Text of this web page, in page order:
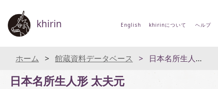
khirin English khirinについて ヘルプ
ホーム 館蔵資料データベース 日本名所生人形 太夫元
日本名所生人形 太夫元